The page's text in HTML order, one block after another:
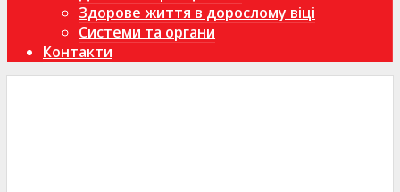
Здорове життя в дорослому віці
Системи та органи
Контакти